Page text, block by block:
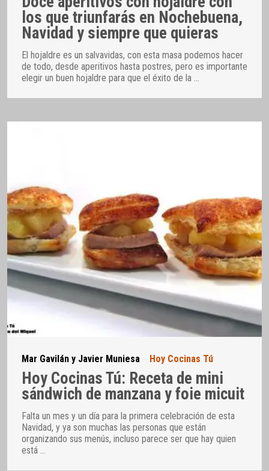
los que triunfarás en Nochebuena,
Navidad y siempre que quieras
El hojaldre es un salvavidas, con esta masa podemos hacer
de todo, desde aperitivos hasta postres, pero es importante
elegir un buen hojaldre para que el éxito de la …
Mar Gavilán y Javier Muniesa Hoy Cocinas Tú
Hoy Cocinas Tú: Receta de mini
sándwich de manzana y foie micuit
Falta un mes y un día para la primera celebración de esta
Navidad, y ya son muchas las personas que están
organizando sus menús, incluso parece ser que hay quien
está …